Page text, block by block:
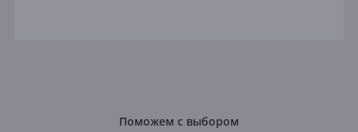
Поможем с выбором